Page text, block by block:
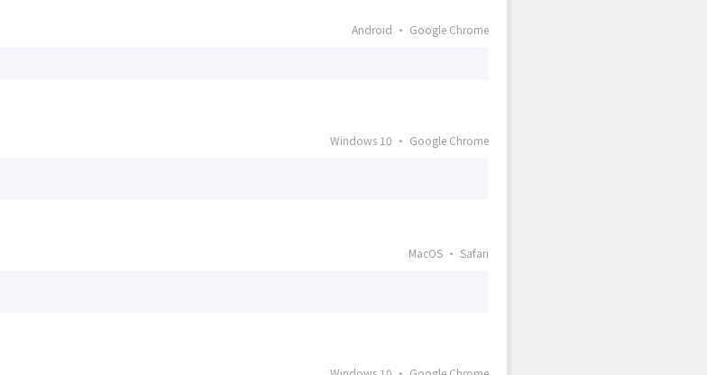
Android · Google Chrome
Windows 10 · Google Chrome
MacOS · Safari